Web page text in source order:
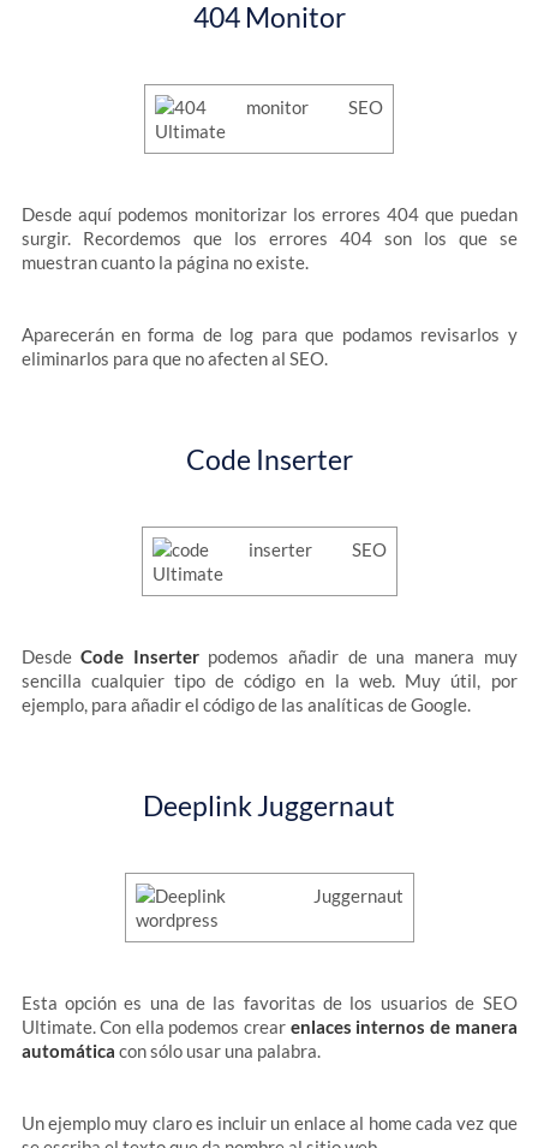
404 Monitor
Desde aquí podemos monitorizar los errores 404 que puedan
surgir. Recordemos que los errores 404 son los que se
muestran cuanto la página no existe.
Aparecerán en forma de log para que podamos revisarlos y
eliminarlos para que no afecten al SEO.
Code Inserter
DesdeCode Inserterpodemos añadir de una manera muy
sencilla cualquier tipo de código en la web. Muy útil, por
ejemplo, para añadir el código de las analíticas de Google.
Deeplink Juggernaut
Esta opción es una de las favoritas de los usuarios de SEO
Ultimate. Con ella podemos crear enlaces internos de manera
automática con sólo usar una palabra.
Un ejemplo muy claro es incluir un enlace al home cada vez que